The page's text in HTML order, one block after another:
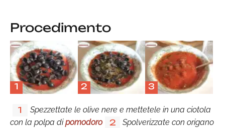
Procedimento
1 2 3
1
Spezzettate le olive nere e mettetele in una ciotola
con la polpa dipomodoro 2
Spolverizzate con origano